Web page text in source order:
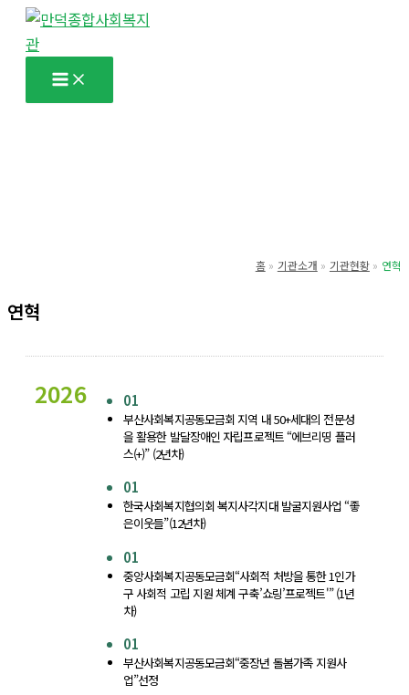
홈 기관소개 기관현황 연혁
연혁
2026 01
부산사회복지공동모금회 지역 내 50+세대의 전문성
을 활용한 발달장애인 자립프로젝트 “에브리띵 플러
스(+)” (2년차)
01
한국사회복지협의회 복지사각지대 발굴지원사업 “좋
은이웃들”(12년차)
01
중앙사회복지공동모금회“사회적 처방을 통한 1인가
구 사회적 고립 지원 체계 구축’쇼링’프로젝트'” (1년
차)
01
부산사회복지공동모금회“중장년 돌봄가족 지원사
업”선정